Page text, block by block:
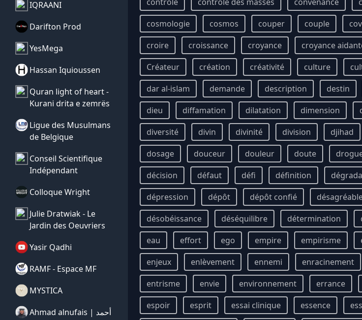
IQRAANI
Darifton Prod
YesMega
Hassan Iquioussen
Quran light of heart -
Kurani drita e zemrës
Ligue des Musulmans
de Belgique
Conseil Scientifique
Indépendant
Colloque Wright
Julie Dratwiak - Le
Jardin des Oeuvriers
Yasir Qadhi
RAMF - Espace MF
MYSTICA
Ahmad alnufais | أحمد
cosmologie
cosmos couper couple
croire
croissance croyance croyance
Créateur
création créativité culture
dar al-islam
demande description destin
dieu
diffamation dilatation dimension
diversité
divin divinité division djihad
dosage
douceur douleur doute
décision
défaut défi définition
dépression
dépôt dépôt confié
désobéissance
déséquilibre détermination
eau
effort ego empire empirisme
enjeux
enlèvement ennemi enracinement
entrisme
envie environnement errance
espoir
esprit essai clinique essence